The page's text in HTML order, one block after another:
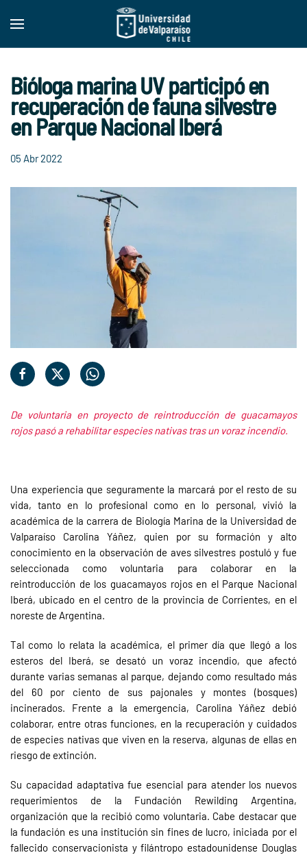
Skip to main content
Bióloga marina UV participó en
recuperación de fauna silvestre
en Parque Nacional Iberá
05 Abr 2022
De voluntaria en proyecto de reintroducción de guacamayos
rojos pasó a rehabilitar especies nativas tras un voraz incendio.
Una experiencia que seguramente la marcará por el resto de su
vida, tanto en lo profesional como en lo personal, vivió la
académica de la carrera de Biología Marina de la Universidad de
Valparaíso Carolina Yáñez, quien por su formación y alto
conocimiento en la observación de aves silvestres postuló y fue
seleccionada como voluntaria para colaborar en la
reintroducción de los guacamayos rojos en el Parque Nacional
Iberá, ubicado en el centro de la provincia de Corrientes, en el
noreste de Argentina.
Tal como lo relata la académica, el primer día que llegó a los
esteros del Iberá, se desató un voraz incendio, que afectó
durante varias semanas al parque, dejando como resultado más
del 60 por ciento de sus pajonales y montes (bosques)
incinerados. Frente a la emergencia, Carolina Yáñez debió
colaborar, entre otras funciones, en la recuperación y cuidados
de especies nativas que viven en la reserva, algunas de ellas en
riesgo de extinción.
Su capacidad adaptativa fue esencial para atender los nuevos
requerimientos de la Fundación Rewilding Argentina,
organización que la recibió como voluntaria. Cabe destacar que
la fundación es una institución sin fines de lucro, iniciada por el
fallecido conservacionista y filántropo estadounidense Douglas